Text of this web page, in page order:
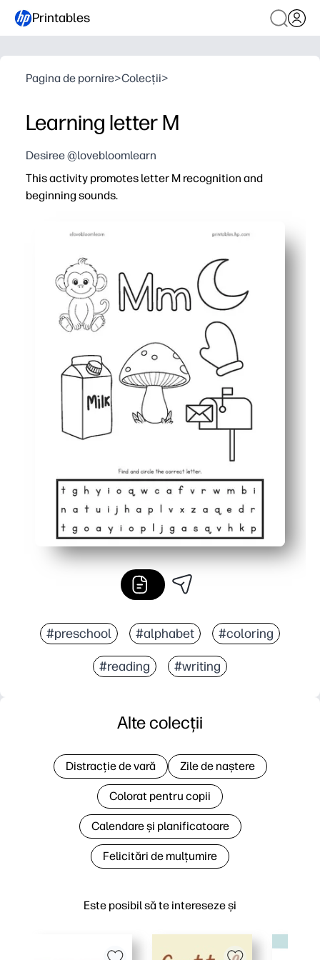
Printables
Pagina de pornire>Colecții>
Learning letter M
Desiree @lovebloomlearn
This activity promotes letter M recognition and
beginning sounds.
#preschool #alphabet #coloring
#reading #writing
Este posibil să te intereseze și
Alte colecții
Distracție de vară Zile de naștere
Colorat pentru copii
Calendare și planificatoare
Felicitări de mulțumire